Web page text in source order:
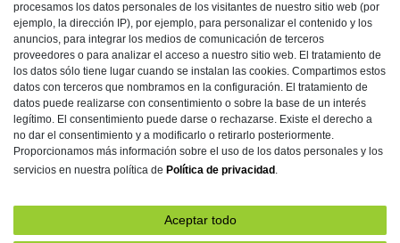
Suscribirse a
Imprenta Protección de Datos Condiciones
Declaration of accessibility Retirada­recht
Rescindir el contrato aquí Contacto
procesamos los datos personales de los visitantes de nuestro sitio web (por
ejemplo, la dirección IP), por ejemplo, para personalizar el contenido y los
anuncios, para integrar los medios de comunicación de terceros
proveedores o para analizar el acceso a nuestro sitio web. El tratamiento de
los datos sólo tiene lugar cuando se instalan las cookies. Compartimos estos
datos con terceros que nombramos en la configuración. El tratamiento de
datos puede realizarse con consentimiento o sobre la base de un interés
legítimo. El consentimiento puede darse o rechazarse. Existe el derecho a
no dar el consentimiento y a modificarlo o retirarlo posteriormente.
Proporcionamos más información sobre el uso de los datos personales y los
servicios en nuestra política de Política de privacidad .
Aceptar todo